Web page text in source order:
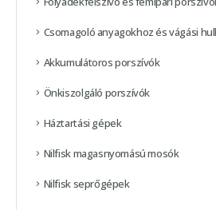
Csomagoló anyagokhoz és vágási
Akkumulátoros porszívók
Önkiszolgáló porszívók
Háztartási gépek
Nilfisk magasnyomású mosók
Nilfisk seprőgépek